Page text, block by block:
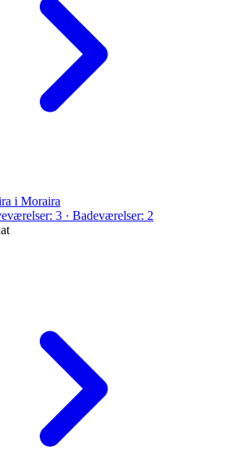
i Moraira
3 · Badeværelser: 2